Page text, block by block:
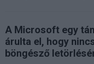
A Microsoft egy
árulta el, hogy
böngésző